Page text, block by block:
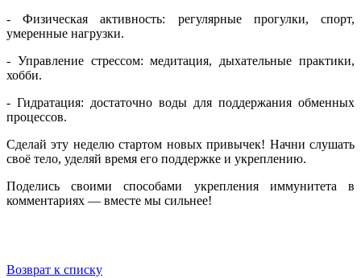
- Физическая активность: регулярные прогулки, спорт,
умеренные нагрузки.
- Управление стрессом: медитация, дыхательные практики,
хобби.
- Гидратация: достаточно воды для поддержания обменных
процессов.
Сделай эту неделю стартом новых привычек! Начни слушать
своё тело, уделяй время его поддержке и укреплению.
Поделись своими способами укрепления иммунитета в
комментариях — вместе мы сильнее!
Возврат к списку